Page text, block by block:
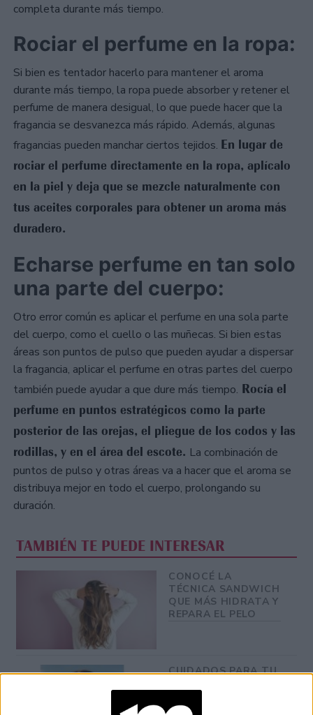
completa durante más tiempo.
Rociar el perfume en la ropa:
Si bien es tentador hacerlo para mantener el aroma
durante más tiempo, la ropa puede absorber y retener el
perfume de manera desigual, lo que puede hacer que la
fragancia se desvanezca más rápido. Además, algunas
fragancias pueden manchar ciertos tejidos. En lugar de
rociar el perfume directamente en la ropa, aplícalo
en la piel y deja que se mezcle naturalmente con
tus aceites corporales para obtener un aroma más
duradero.
Echarse perfume en tan solo
una parte del cuerpo:
Otro error común es aplicar el perfume en una sola parte
del cuerpo, como el cuello o las muñecas. Si bien estas
áreas son puntos de pulso que pueden ayudar a dispersar
la fragancia, aplicar el perfume en otras partes del cuerpo
también puede ayudar a que dure más tiempo. Rocía el
perfume en puntos estratégicos como la parte
posterior de las orejas, el pliegue de los codos y las
rodillas, y en el área del escote. La combinación de
puntos de pulso y otras áreas va a hacer que el aroma se
distribuya mejor en todo el cuerpo, prolongando su
duración.
TAMBIÉN TE PUEDE INTERESAR
CONOCÉ LA
TÉCNICA SANDWICH
QUE MÁS HIDRATA Y
REPARA EL PELO
CUIDADOS PARA TU
ENVEJECIMIENTO
CAUSADO POR LA